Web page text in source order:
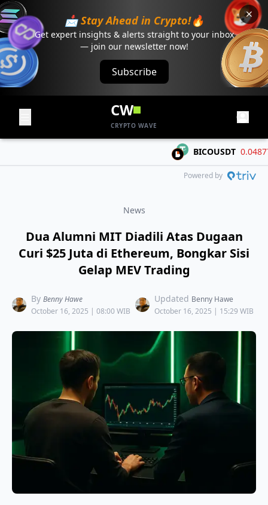
📩 Stay Ahead in Crypto!🔥
Get expert insights & alerts straight to your inbox
— join our newsletter now!
Subscribe
CW
CRYPTO WAVE
BICOUSDT 0.04877 -
Powered by
News
Dua Alumni MIT Diadili Atas Dugaan
Curi $25 Juta di Ethereum, Bongkar Sisi
Gelap MEV Trading
By Benny Hawe
October 16, 2025 | 08:00 WIB
Updated Benny Hawe
October 16, 2025 | 15:29 WIB